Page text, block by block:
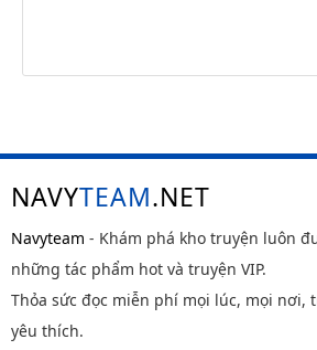
NAVYTEAM.NET
Navyteam - Khám phá kho truyện luôn
những tác phẩm hot và truyện VIP.
Thỏa sức đọc miễn phí mọi lúc, mọi nơi,
yêu thích.